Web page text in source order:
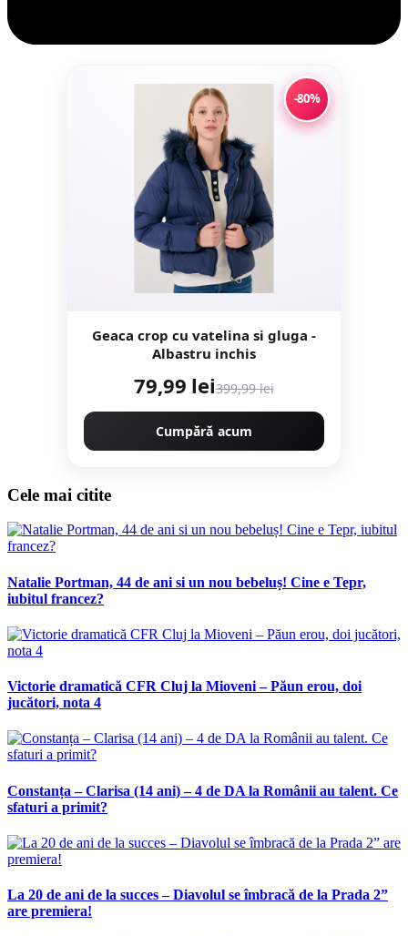
-80%
Geaca crop cu vatelina si gluga -
Albastru inchis
79,99 lei399,99 lei
Cumpără acum
Cele mai citite
Natalie Portman, 44 de ani si un nou bebeluș! Cine e Tepr,
iubitul francez?
Victorie dramatică CFR Cluj la Mioveni – Păun erou, doi
jucători, nota 4
Constanța – Clarisa (14 ani) – 4 de DA la Românii au talent. Ce
sfaturi a primit?
La 20 de ani de la succes – Diavolul se îmbracă de la Prada 2”
are premiera!